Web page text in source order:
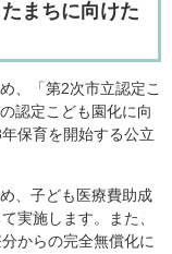
まちに向けた
、「第2次市立認定こ
認定こども園化に向
保育を開始する公立
、子ども医療費助成
実施します。また、
からの完全無償化に